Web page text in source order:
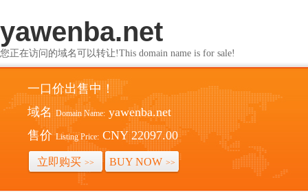
yawenba.net
您正在访问的域名可以转让!This domain name is for sale!
一口价出售中！
域名 Domain Name: yawenba.net
售价 Listing Price: CNY 22097.00
立即购买 >> BUY NOW >>